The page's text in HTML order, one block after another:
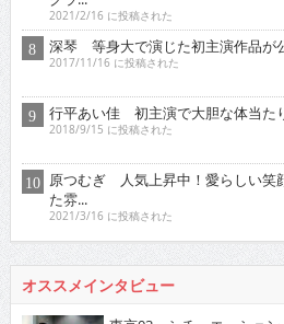
2021/2/16 に投稿された
深琴 等身大で演じた初主演作品が
2017/11/16 に投稿された
行平あい佳 初主演で大胆な体当た
2018/9/15 に投稿された
原つむぎ 人気上昇中！愛らしい笑
た雰...
2021/3/16 に投稿された
オススメインタビュー